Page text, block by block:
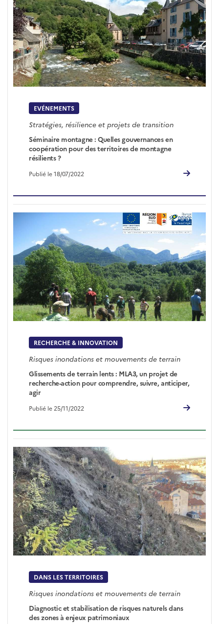
EVÉNEMENTS
Stratégies, résilience et projets de transition
Séminaire montagne : Quelles gouvernances en
coopération pour des territoires de montagne
résilients ?
Publié le 18/07/2022
RECHERCHE & INNOVATION
Risques inondations et mouvements de terrain
Glissements de terrain lents : MLA3, un projet de
recherche-action pour comprendre, suivre, anticiper,
agir
Publié le 25/11/2022
DANS LES TERRITOIRES
Risques inondations et mouvements de terrain
Diagnostic et stabilisation de risques naturels dans
des zones à enjeux patrimoniaux